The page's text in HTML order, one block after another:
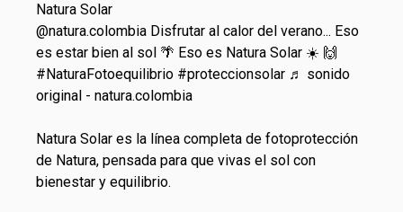
Natura Solar
@natura.colombia Disfrutar al calor del verano... Eso
es estar bien al sol 🌴 Eso es Natura Solar ☀️ 🙌
#NaturaFotoequilibrio #proteccionsolar ♬ sonido
original - natura.colombia
Natura Solar es la línea completa de fotoprotección
de Natura, pensada para que vivas el sol con
bienestar y equilibrio.